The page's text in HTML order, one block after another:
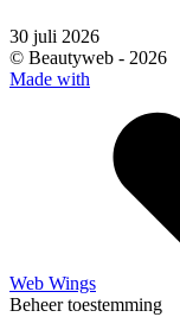
30 juli 2026
© Beautyweb - 2026
Made with
Web Wings
Beheer toestemming